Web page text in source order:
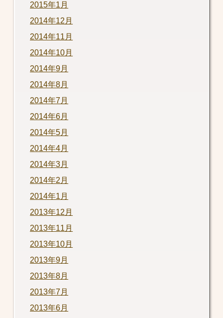
2015年1月
2014年12月
2014年11月
2014年10月
2014年9月
2014年8月
2014年7月
2014年6月
2014年5月
2014年4月
2014年3月
2014年2月
2014年1月
2013年12月
2013年11月
2013年10月
2013年9月
2013年8月
2013年7月
2013年6月